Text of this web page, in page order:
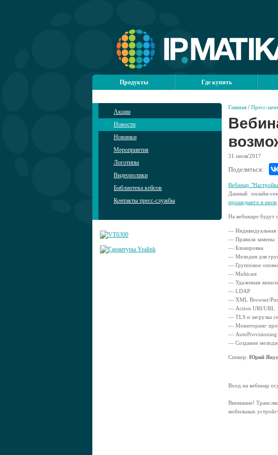
Продукты Где купить
Акции
Новости
Новинки
Мероприятия
Логотипы
Видеоролики
Библиотека кейсов
Контакты пресс-службы
Главная / Пресс-
31 июля'2017
Поделиться:
Вебинар
Данный онлайн-
прошедшего в июле
На вебинаре будут
— Индивидуальная
— Правила замены
— Блокировка
— Мелодия для
— Групповое
— Multicast
— Удаленная
— LDAP
— XML Browser/
— Action URI/URL
— TLS и загрузка
— Мониторинг
— AutoProvisioning
— Создание
Спикер: Юрий
Вход на вебинар
Внимание!
мобильных